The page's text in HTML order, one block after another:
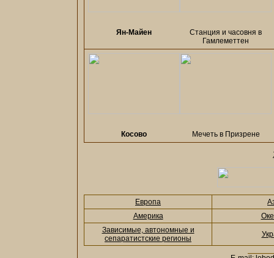
Ян-Майен
Станция и часовня в
Гамлеметтен
Косово Мечеть в Призрене
Европа
Америка
Зависимые, автономные и
сепаратистские регионы